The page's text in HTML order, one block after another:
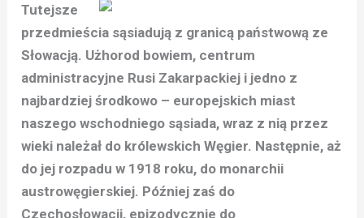
Tutejsze
przedmieścia sąsiadują z granicą państwową ze
Słowacją. Użhorod bowiem, centrum
administracyjne Rusi Zakarpackiej i jedno z
najbardziej środkowo – europejskich miast
naszego wschodniego sąsiada, wraz z nią przez
wieki należał do królewskich Węgier. Następnie, aż
do jej rozpadu w 1918 roku, do monarchii
austrowęgierskiej. Później zaś do
Czechosłowacji, epizodycznie do